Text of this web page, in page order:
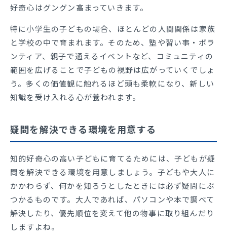
好奇心はグングン高まっていきます。
特に小学生の子どもの場合、ほとんどの人間関係は家族
と学校の中で育まれます。そのため、塾や習い事・ボラ
ンティア、親子で通えるイベントなど、コミュニティの
範囲を広げることで子どもの視野は広がっていくでしょ
う。多くの価値観に触れるほど頭も柔軟になり、新しい
知識を受け入れる心が養われます。
疑問を解決できる環境を用意する
知的好奇心の高い子どもに育てるためには、子どもが疑
問を解決できる環境を用意しましょう。子どもや大人に
かかわらず、何かを知ろうとしたときには必ず疑問にぶ
つかるものです。大人であれば、パソコンや本で調べて
解決したり、優先順位を変えて他の物事に取り組んだり
しますよね。